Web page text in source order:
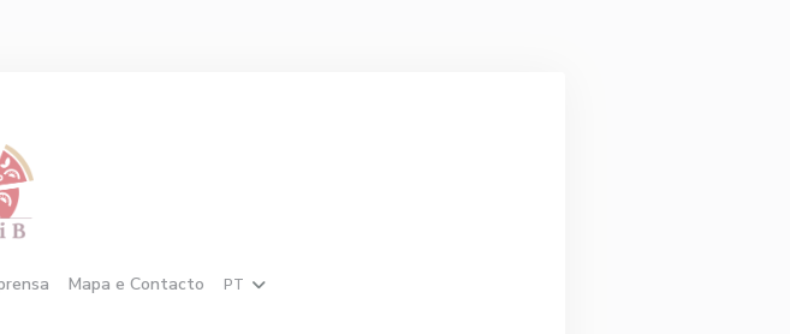
Mapa e Contacto PT